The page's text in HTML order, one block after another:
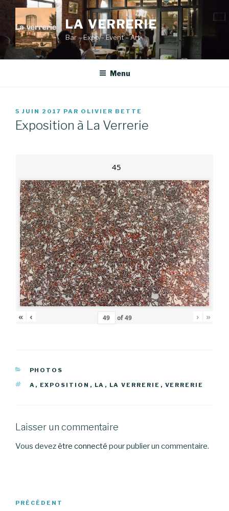
contenu
principal
LA VERRERIE
Bar – Expo – Event – Art
Menu
PUBLIÉ
LE
5 JUIN 2017 PAR OLIVIER BETTE
Exposition à La Verrerie
45
« ‹ of49 › »
CATÉGORIES
PHOTOS
ÉTIQUETTES
A , EXPOSITION , LA , LA VERRERIE , VERRERIE
Laisser un commentaire
Vous devezêtre connecté pour publier un commentaire.
Navigation
Article
PRÉCÉDENT